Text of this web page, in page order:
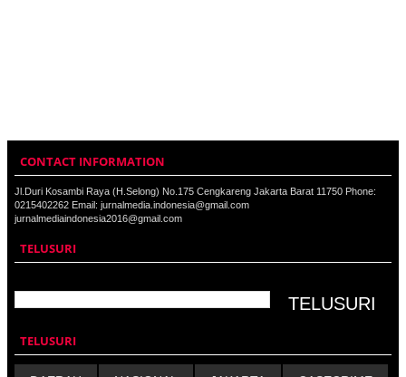
CONTACT INFORMATION
Jl.Duri Kosambi Raya (H.Selong) No.175 Cengkareng Jakarta Barat 11750 Phone:
0215402262 Email: jurnalmedia.indonesia@gmail.com
jurnalmediaindonesia2016@gmail.com
TELUSURI
TELUSURI